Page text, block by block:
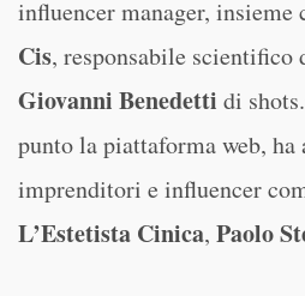
influencer manager, insieme
Cis, responsabile scientifico
Giovanni Benedetti di
punto la piattaforma web,
imprenditori e influencer
L’Estetista Cinica, Paolo